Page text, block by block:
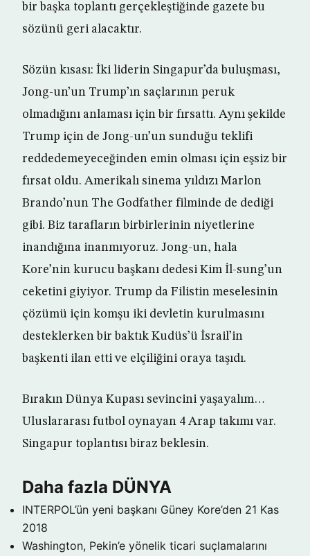
bir başka toplantı gerçekleştiğinde gazete bu
sözünü geri alacaktır.
Sözün kısası: İki liderin Singapur’da buluşması,
Jong-un’un Trump’ın saçlarının peruk
olmadığını anlaması için bir fırsattı. Aynı şekilde
Trump için de Jong-un’un sunduğu teklifi
reddedemeyeceğinden emin olması için eşsiz bir
fırsat oldu. Amerikalı sinema yıldızı Marlon
Brando’nun The Godfather filminde de dediği
gibi. Biz tarafların birbirlerinin niyetlerine
inandığına inanmıyoruz. Jong-un, hala
Kore’nin kurucu başkanı dedesi Kim İl-sung’un
ceketini giyiyor. Trump da Filistin meselesinin
çözümü için komşu iki devletin kurulmasını
desteklerken bir baktık Kudüs’ü İsrail’in
başkenti ilan etti ve elçiliğini oraya taşıdı.
Bırakın Dünya Kupası sevincini yaşayalım…
Uluslararası futbol oynayan 4 Arap takımı var.
Singapur toplantısı biraz beklesin.
Daha fazla DÜNYA
INTERPOL’ün yeni başkanı Güney Kore’den 21 Kas
2018
Washington, Pekin’e yönelik ticari suçlamalarını